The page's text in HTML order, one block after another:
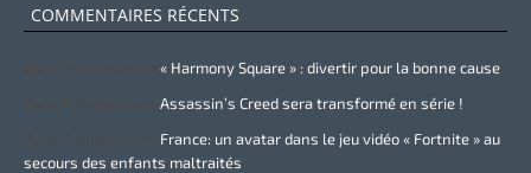
COMMENTAIRES RÉCENTS
« Harmony Square » : divertir pour la bonne cause
Assassin’s Creed sera transformé en série !
France: un avatar dans le jeu vidéo « Fortnite » au
secours des enfants maltraités